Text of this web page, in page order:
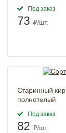
Под заказ
73 ₽/шт.
Старинный
полнотелый
Под заказ
82 ₽/шт.